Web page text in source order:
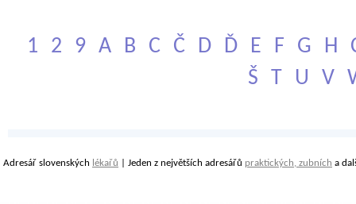
1 2 9 A B C Č D Ď E F G H
Š
T U V
Adresář slovenských lékařů | Jeden z největších adresářů praktických, zubních a